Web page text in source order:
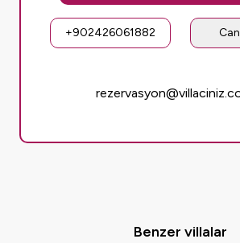
+902426061882
Benzer villalar